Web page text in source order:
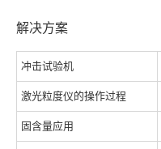
解决方案
冲击试验机
激光粒度仪的操作过程
固含量应用